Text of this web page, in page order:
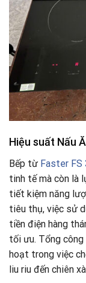
Hiệu suất Nấu
Bếp từ Faster FS
tinh tế mà còn là
tiết kiệm năng
tiêu thụ, việc sử
tiền điện hàng
tối ưu. Tổng
hoạt trong việc
liu riu đến chiên